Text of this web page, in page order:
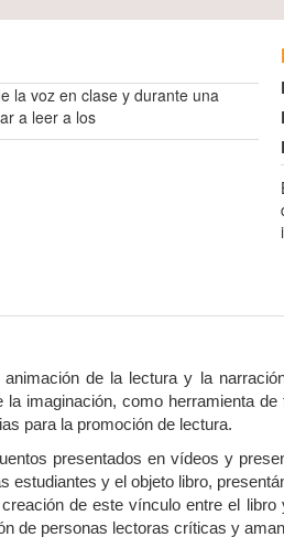
la voz en clase y durante una
a leer a los
de la lectura y la
imaginación, como herramienta
para la promoción de lectura.
presentados en vídeos y
estudiantes y el objeto libro,
de este vínculo entre el
de personas lectoras críticas y